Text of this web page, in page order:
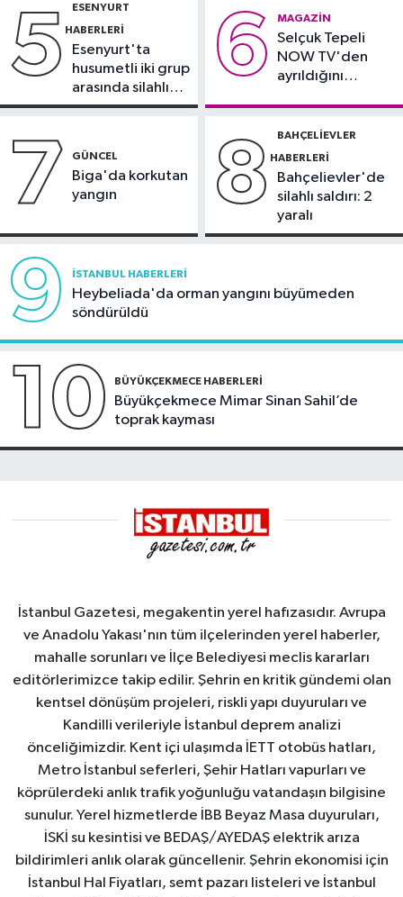
zincirleme kazaya karıştı
kapatılacak
5 ESENYURT
HABERLERI
Esenyurt'ta
husumetli iki grup
arasında silahlı
kavga
6 MAGAZIN
Selçuk Tepeli
NOW TV'den
ayrıldığını
7 GÜNCEL
Biga'da korkutan
yangın
8 BAHÇELIEVLER
HABERLERI
Bahçelievler'de
silahlı saldırı: 2
yaralı
9 İSTANBUL HABERLERI
Heybeliada'da orman yangını büyümeden
söndürüldü
10 BÜYÜKÇEKMECE HABERLERI
Büyükçekmece Mimar Sinan Sahil’de
toprak kayması
İstanbul Gazetesi, megakentin yerel hafızasıdır. Avrupa
ve Anadolu Yakası'nın tüm ilçelerinden yerel haberler,
mahalle sorunları ve İlçe Belediyesi meclis kararları
editörlerimizce takip edilir. Şehrin en kritik gündemi olan
kentsel dönüşüm projeleri, riskli yapı duyuruları ve
Kandilli verileriyle İstanbul deprem analizi
önceliğimizdir. Kent içi ulaşımda İETT otobüs hatları,
Metro İstanbul seferleri, Şehir Hatları vapurları ve
köprülerdeki anlık trafik yoğunluğu vatandaşın bilgisine
sunulur. Yerel hizmetlerde İBB Beyaz Masa duyuruları,
İSKİ su kesintisi ve BEDAŞ/AYEDAŞ elektrik arıza
bildirimleri anlık olarak güncellenir. Şehrin ekonomisi için
İstanbul Hal Fiyatları, semt pazarı listeleri ve İstanbul